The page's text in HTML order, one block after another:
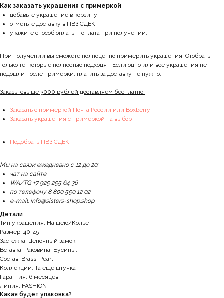
Как заказать украшения с примеркой
добавьте украшение в корзину;
отметьте доставку в ПВЗ СДЕК;
укажите способ оплаты - оплата при получении.
При получении вы сможете полноценно примерить украшения. Отобрать
только те, которые полностью подходят. Если одно или все украшения не
подошли после примерки, платить за доставку не нужно.
Заказы свыше 3000 рублей доставляем бесплатно.
Заказать с примеркой Почта России или Boxberry
Заказать украшения с примеркой на выбор
Подобрать ПВЗ СДЕК
Мы на связи ежедневно с 12 до 20:
чат на сайте
WA/TG +7 925 255 64 36
по телефону 8 800 550 12 02
e-mail: info@sisters-shop.shop
Детали
Тип украшения: На шею/Колье
Размер: 40-45
Застежка: Цепочный замок
Вставка: Раковина. Бусины.
Состав: Brass. Pearl
Коллекции: Та еще штучка
Гарантия: 6 месяцев
Линия: FASHION
Какая будет упаковка?